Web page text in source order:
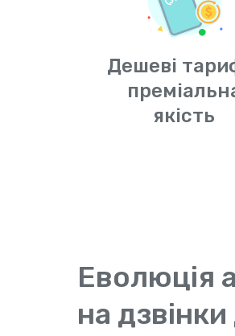
Дешеві
якість
Еволюція
на